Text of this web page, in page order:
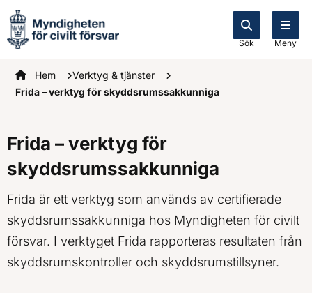
Sök Meny
Startsidan
Hem
Verktyg & tjänster
Frida – verktyg för skyddsrumssakkunniga
Frida – verktyg för
skyddsrumssakkunniga
Frida är ett verktyg som används av certifierade
skyddsrumssakkunniga hos Myndigheten för civilt
försvar. I verktyget Frida rapporteras resultaten från
skyddsrumskontroller och skyddsrumstillsyner.